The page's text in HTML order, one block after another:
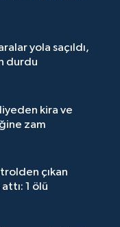
yola saçıldı,
durdu
kira ve
zam
çıkan
1 ölü